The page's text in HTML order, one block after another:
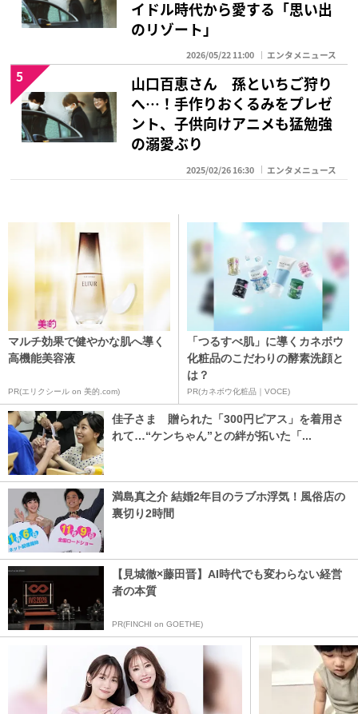
イドル時代から愛する「思い出
のリゾート」
2026/05/22 11:00 エンタメニュース
山口百恵さん 孫といちご狩り
へ…！手作りおくるみをプレゼ
ント、子供向けアニメも猛勉強
の溺愛ぶり
2025/02/26 16:30 エンタメニュース
5
マルチ効果で健やかな肌へ導く
高機能美容液
PR(エリクシール on 美的.com)
「つるすべ肌」に導くカネボウ
化粧品のこだわりの酵素洗顔と
は？
PR(カネボウ化粧品｜VOCE)
佳子さま 贈られた「300円ピアス」を着用さ
れて…“ケンちゃん”との絆が拓いた「...
満島真之介 結婚2年目のラブホ浮気！風俗店の
裏切り2時間
【見城徹×藤田晋】AI時代でも変わらない経営
者の本質
PR(FINCHI on GOETHE)